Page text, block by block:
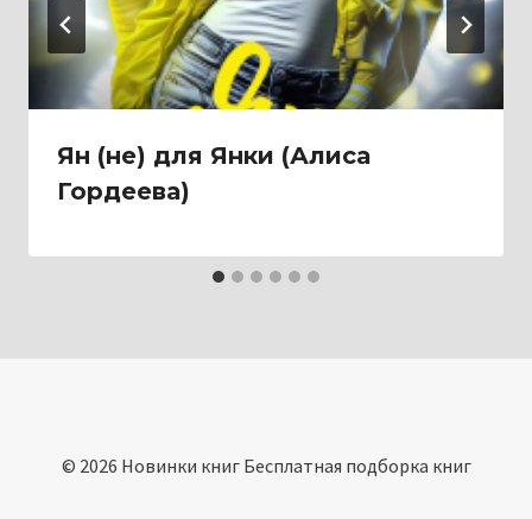
Ян (не) для Янки (Алиса
Гордеева)
© 2026 Новинки книг Бесплатная подборка книг